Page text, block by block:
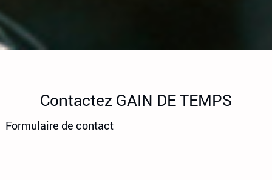
Contactez GAIN DE TEMPS
Formulaire de contact